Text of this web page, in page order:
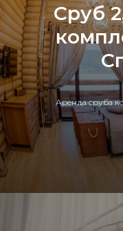
Сруб
Аренда сруба